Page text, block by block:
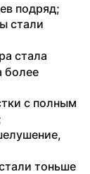
подряд;
стали
стала
более
с полным
тоньше